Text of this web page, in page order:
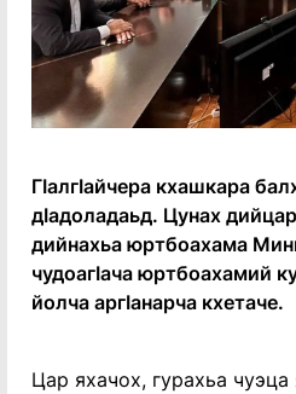
ГӀалгӀайчера кхашкара
дӀадоладаьд. Цунах
дийнахьа юртбоахама
чудоагӀача юртбоахамий
йолча аргӀанарча кхетаче.
Цар яхачох, гурахьа чуэца